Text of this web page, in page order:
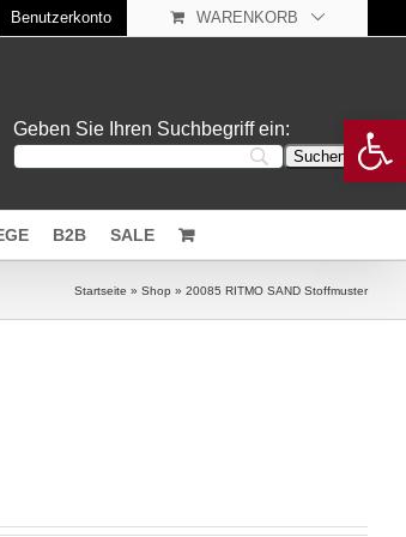
Benutzerkonto WARENKORB
Geben Sie Ihren Suchbegriff ein:
B2B SALE
Startseite » Shop » 20085 RITMO SAND Stoffmuster